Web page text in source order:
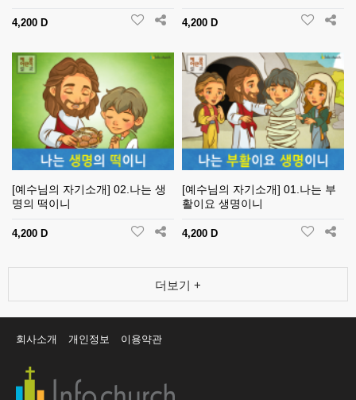
4,200 D 4,200 D
[예수님의 자기소개] 02.나는 생
명의 떡이니
4,200 D
[예수님의 자기소개] 01.나는 부
활이요 생명이니
4,200 D
더보기 +
회사소개 개인정보 이용약관